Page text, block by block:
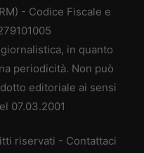
- Codice Fiscale e
in quanto
periodicità. Non può
editoriale ai sensi
07.03.2001
riservati - Contattaci